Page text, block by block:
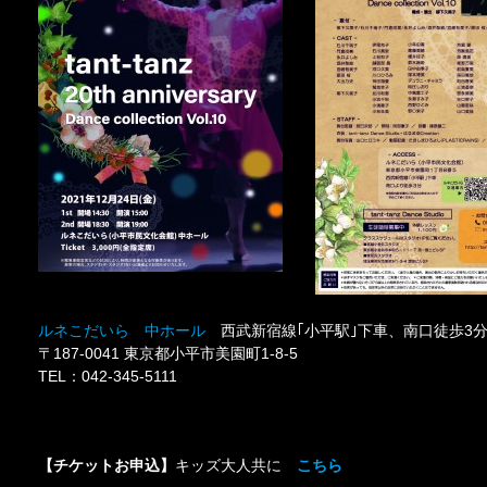
ルネこだいら 中ホール 西武新宿線｢小平駅｣下車、南口徒歩3分
〒187-0041 東京都小平市美園町1-8-5
TEL：042-345-5111
【チケットお申込】 キッズ大人共に こちら